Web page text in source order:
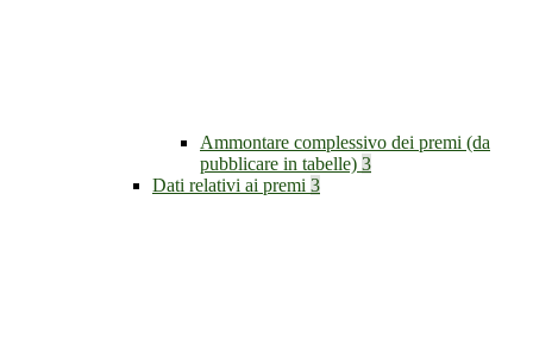
Ammontare complessivo dei premi (da
pubblicare in tabelle) 3
Dati relativi ai premi 3